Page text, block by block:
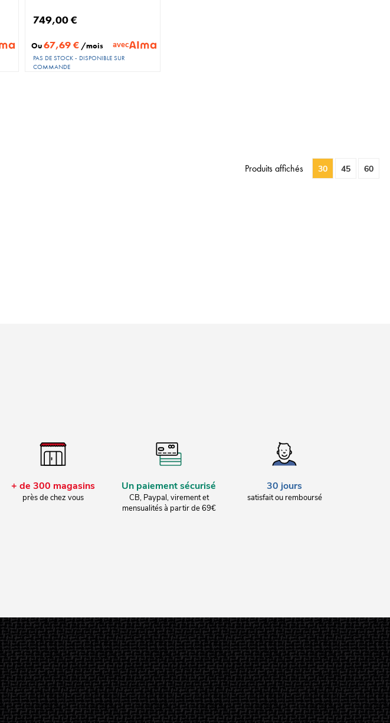
749,00 €
Ou67,69 € /mois avec
PAS DE STOCK - DISPONIBLE SUR
COMMANDE
Produits affichés 30 45 60
+ de 300 magasins
près de chez vous
Un paiement sécurisé
CB, Paypal, virement et
mensualités à partir de 69€
30 jours
satisfait ou remboursé